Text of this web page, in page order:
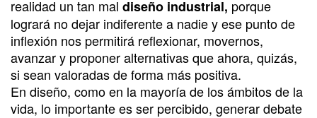
realidad un tan mal diseño industrial, porque
logrará no dejar indiferente a nadie y ese punto de
inflexión nos permitirá reflexionar, movernos,
avanzar y proponer alternativas que ahora, quizás,
si sean valoradas de forma más positiva.
En diseño, como en la mayoría de los ámbitos de la
vida, lo importante es ser percibido, generar debate